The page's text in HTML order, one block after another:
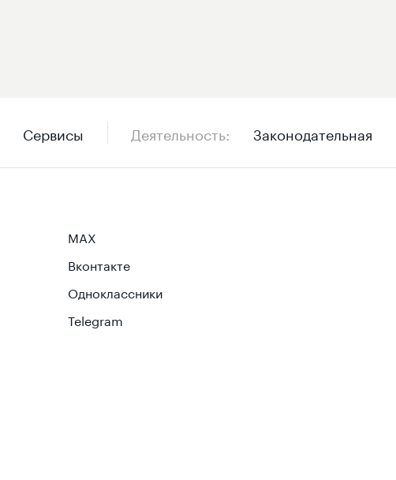
Сервисы Деятельность Законодательная
MAX
Вконтакте
Одноклассники
Telegram